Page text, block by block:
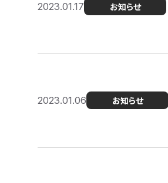
2023.01.17 お知らせ
2023.01.06 お知らせ